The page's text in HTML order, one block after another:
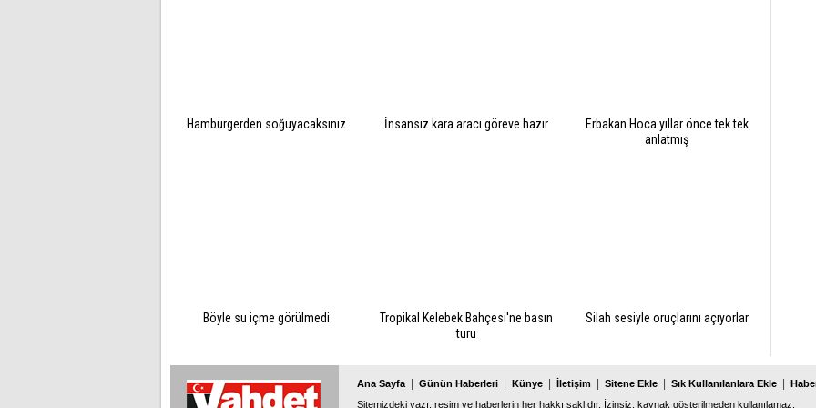
Hamburgerden soğuyacaksınız İnsansız kara aracı göreve hazır
Erbakan Hoca yıllar önce tek tek
anlatmış
Böyle su içme görülmedi
Tropikal Kelebek Bahçesi'ne basın
turu
Silah sesiyle oruçlarını açıyorlar
Ana Sayfa Günün Haberleri Künye İletişim Sitene Ekle Sık Kullanılanlara Ekle
Sitemizdeki yazı, resim ve haberlerin her hakkı saklıdır. İzinsiz, kaynak gösterilmeden kullanılamaz.